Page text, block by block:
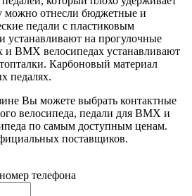
можно отнесли бюджетные и
педали с пластиковым
устанавливают на прогулочные
BMX велосипедах устанавливают
Карбоновый материал
педалях.
Вы можете выбрать контактные
велосипеда, педали для BMX и
по самым доступным ценам.
поставщиков.
телефона